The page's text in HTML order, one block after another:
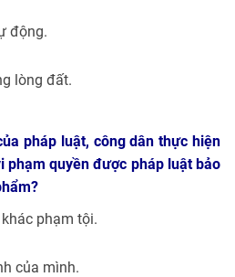
động.
lòng đất.
pháp luật, công dân thực hiện
phạm quyền được pháp luật bảo
phạm tội.
của mình.